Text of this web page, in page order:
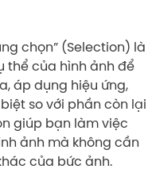
chọn” (Selection) là
thể của hình ảnh để
áp dụng hiệu ứng,
so với phần còn lại
giúp bạn làm việc
ảnh mà không cần
của bức ảnh.